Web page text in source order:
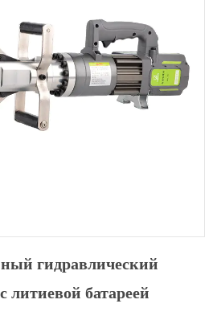
гидравлический
литиевой батареей